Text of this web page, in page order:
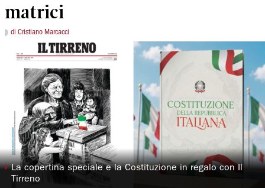
matrici
di Cristiano Marcacci
◗La copertina speciale e la Costituzione in regalo con Il
Tirreno